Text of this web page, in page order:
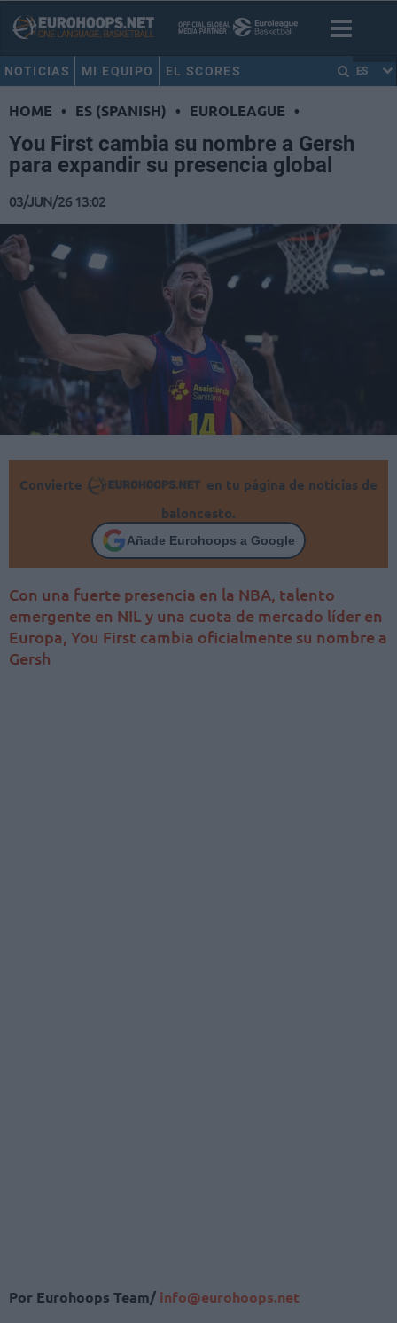
NOTICIAS MI EQUIPO EL SCORES ES
HOME • ES (SPANISH) • EUROLEAGUE •
You First cambia su nombre a Gersh
para expandir su presencia global
03/JUN/26 13:02
Convierte
en tu página de noticias de
baloncesto.
Añade Eurohoops a Google
Con una fuerte presencia en la NBA, talento
emergente en NIL y una cuota de mercado líder en
Europa, You First cambia oficialmente su nombre a
Gersh
Por Eurohoops Team/ info@eurohoops.net